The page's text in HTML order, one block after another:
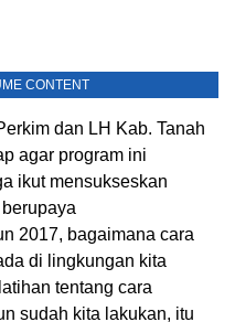
CONTENT
dan LH Kab. Tanah
agar program ini
ikut mensukseskan
2017, bagaimana cara
di lingkungan kita
tentang cara
sudah kita lakukan, itu